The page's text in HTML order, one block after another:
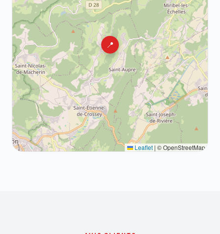
📍
Leaflet | © OpenStreetMap